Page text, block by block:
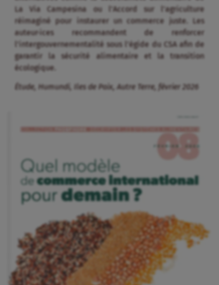
La Via Campesina ou l’Accord sur l’agriculture
réimaginé pour instaurer un commerce juste
Les
auteur·ices recommandent de renforcer
l’intergouvernementalité sous l’égide du CSA afin de
garantir la sécurité alimentaire et la transition
écologique
Étude, Humundi, Iles de Paix, Autre Terre, février 2026